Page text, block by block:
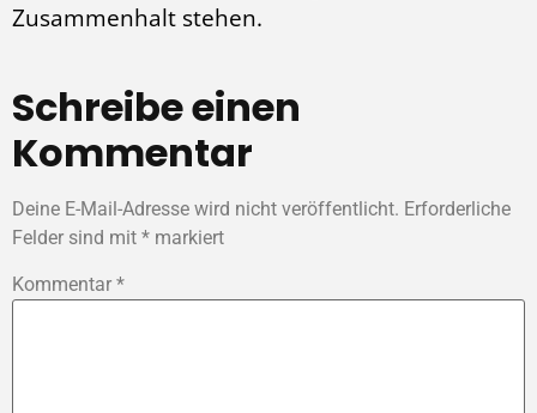
Zusammenhalt stehen.
Schreibe einen
Kommentar
Deine E-Mail-Adresse wird nicht veröffentlicht. Erforderliche
Felder sind mit * markiert
Kommentar *